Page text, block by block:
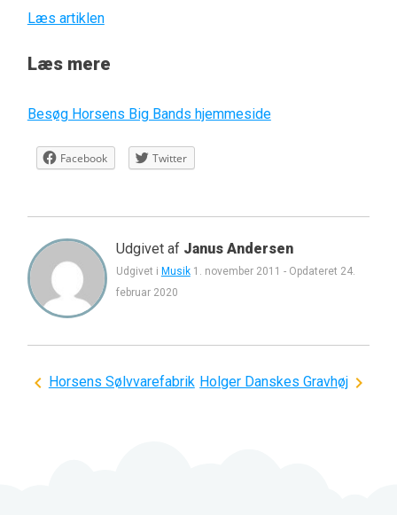
Læs artiklen
Læs mere
Besøg Horsens Big Bands hjemmeside
Facebook Twitter
Udgivet af Janus Andersen
Udgivet i Musik 1. november 2011 - Opdateret 24.
februar 2020
Indlægsnavigation
Horsens Sølvvarefabrik Holger Danskes Gravhøj